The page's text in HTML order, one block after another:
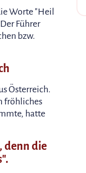
Worte "Heil
Führer
bzw.
Österreich.
fröhliches
hatte
denn die